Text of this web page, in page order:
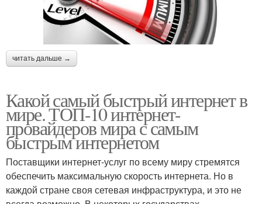
читать дальше →
Какой самый быстрый интернет в
мире. ТОП-10 интернет-
провайдеров мира с самым
быстрым интернетом
Поставщики интернет-услуг по всему миру стремятся
обеспечить максимальную скорость интернета. Но в
каждой стране своя сетевая инфраструктура, и это не